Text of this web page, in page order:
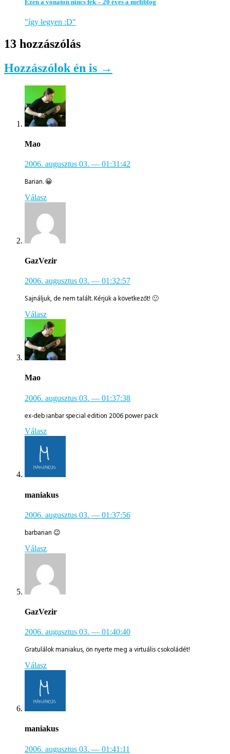
Ezen a vonaton nincs fék – 20 éves a mefiblog
"így legyen :D"
13 hozzászólás
Hozzászólok én is →
Mao
2006. augusztus 03. — 01:31:42
Barian. 😀
Válasz
GazVezir
2006. augusztus 03. — 01:32:57
Sajnáljuk, de nem talált. Kérjük a következőt! 🙂
Válasz
Mao
2006. augusztus 03. — 01:37:38
ex-deb ianbar special edition 2006 power pack
Válasz
maniakus
2006. augusztus 03. — 01:37:56
barbarian 😉
Válasz
GazVezir
2006. augusztus 03. — 01:40:40
Gratulálok maniakus, ön nyerte meg a virtuális csokoládét!
Válasz
maniakus
2006. augusztus 03. — 01:41:11